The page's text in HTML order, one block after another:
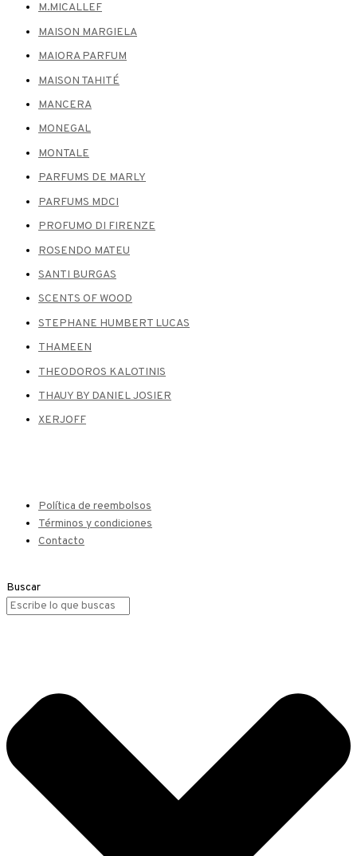
M.MICALLEF
MAISON MARGIELA
MAIORA PARFUM
MAISON TAHITÉ
MANCERA
MONEGAL
MONTALE
PARFUMS DE MARLY
PARFUMS MDCI
PROFUMO DI FIRENZE
ROSENDO MATEU
SANTI BURGAS
SCENTS OF WOOD
STEPHANE HUMBERT LUCAS
THAMEEN
THEODOROS KALOTINIS
THAUY BY DANIEL JOSIER
XERJOFF
Política de reembolsos
Términos y condiciones
Contacto
Buscar